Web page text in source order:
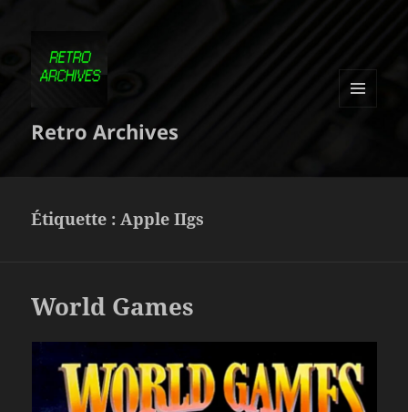
Retro Archives
Étiquette :Apple IIgs
World Games